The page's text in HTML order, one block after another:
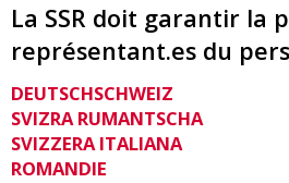
La SSR doit garantir la
représentant.es du
DEUTSCHSCHWEIZ
SVIZRA RUMANTSCHA
SVIZZERA ITALIANA
ROMANDIE